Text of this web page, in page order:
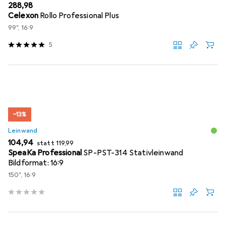
EUR
288,98
Celexon Rollo Professional Plus
99", 16:9
5
−13%
Leinwand
EUR
104,94 statt EUR
119,99
SpeaKa Professional SP-PST-314 Stativleinwand
Bildformat: 16:9
150", 16:9